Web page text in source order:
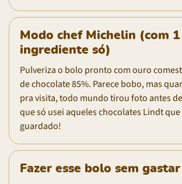
Modo chef Michelin (com 1
ingrediente só)
Pulveriza o bolo pronto com ouro
de chocolate 85%. Parece bobo, mas
pra visita, todo mundo tirou foto antes
que só usei aqueles chocolates Lindt
guardado!
Fazer esse bolo sem